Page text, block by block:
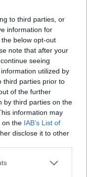
to third parties, or
information for
below opt-out
note that after your
seeing
utilized by
third parties prior to
of the further
by third parties on the
information may
on the IAB’s List of
disclose it to other
de ernstigste
kan ik minderen.
werken. In
medicijnen die
0 reacties